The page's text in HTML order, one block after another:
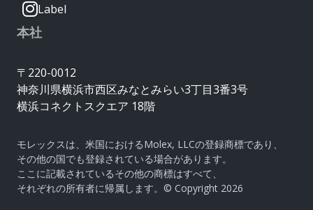
Label
本社
〒220-0012
神奈川県横浜市西区みなとみらい3丁目3番3号
横浜コネクトスクエア 18階
モレックスは、米国におけるMolex, LLCの登録商標であり、
その他の国でも登録されている場合があります。
ここに記載されているその他の商標はすべて、
それぞれの所有者に帰属します。© Copyright 2026